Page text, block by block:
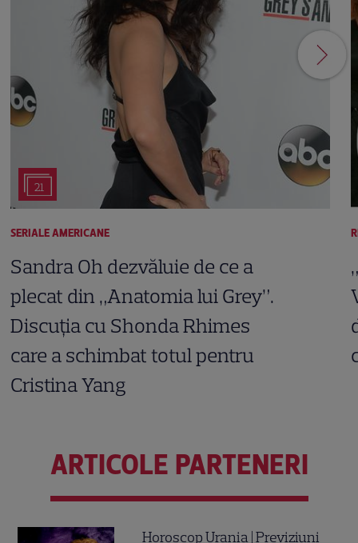
21
SERIALE AMERICANE
Sandra Oh dezvăluie de ce a
plecat din „Anatomia lui Grey”.
Discuția cu Shonda Rhimes
care a schimbat totul pentru
Cristina Yang
ARTICOLE PARTENERI
Horoscop Urania | Previziuni